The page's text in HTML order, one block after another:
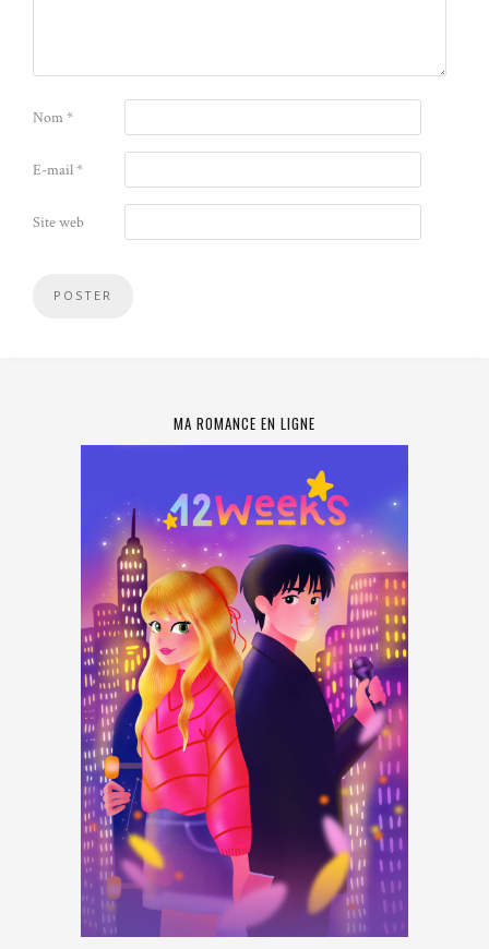
Nom*
E-mail*
Site web
MA ROMANCE EN LIGNE